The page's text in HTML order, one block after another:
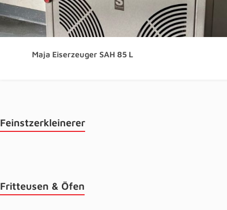
Maja Eiserzeuger SAH 85 L
Feinstzerkleinerer
Fritteusen & Öfen